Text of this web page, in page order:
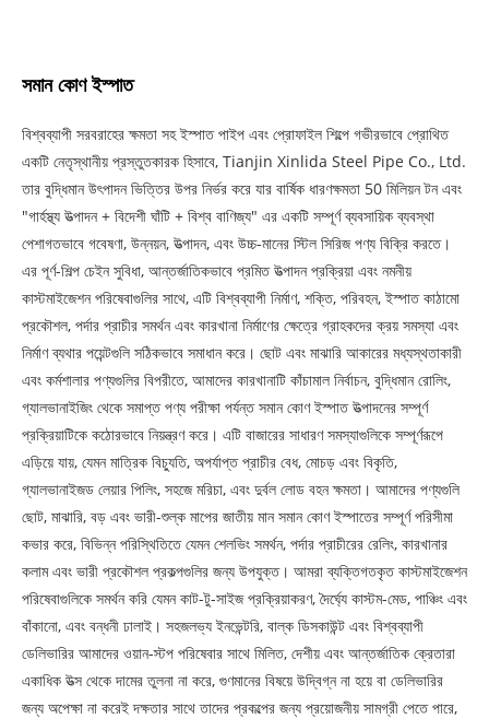
সমান কোণ ইস্পাত
বিশ্বব্যাপী সরবরাহের ক্ষমতা সহ ইস্পাত পাইপ এবং প্রোফাইল শিল্পে গভীরভাবে প্রোথিত
একটি নেতৃস্থানীয় প্রস্তুতকারক হিসাবে, Tianjin Xinlida Steel Pipe Co., Ltd.
তার বুদ্ধিমান উৎপাদন ভিত্তির উপর নির্ভর করে যার বার্ষিক ধারণক্ষমতা 50 মিলিয়ন টন এবং
"গার্হস্থ্য উত্পাদন + বিদেশী ঘাঁটি + বিশ্ব বাণিজ্য" এর একটি সম্পূর্ণ ব্যবসায়িক ব্যবস্থা
পেশাগতভাবে গবেষণা, উন্নয়ন, উত্পাদন, এবং উচ্চ-মানের স্টিল সিরিজ পণ্য বিক্রি করতে।
এর পূর্ণ-শিল্প চেইন সুবিধা, আন্তর্জাতিকভাবে প্রমিত উত্পাদন প্রক্রিয়া এবং নমনীয়
কাস্টমাইজেশন পরিষেবাগুলির সাথে, এটি বিশ্বব্যাপী নির্মাণ, শক্তি, পরিবহন, ইস্পাত কাঠামো
প্রকৌশল, পর্দার প্রাচীর সমর্থন এবং কারখানা নির্মাণের ক্ষেত্রে গ্রাহকদের ক্রয় সমস্যা এবং
নির্মাণ ব্যথার পয়েন্টগুলি সঠিকভাবে সমাধান করে। ছোট এবং মাঝারি আকারের মধ্যস্থতাকারী
এবং কর্মশালার পণ্যগুলির বিপরীতে, আমাদের কারখানাটি কাঁচামাল নির্বাচন, বুদ্ধিমান রোলিং,
গ্যালভানাইজিং থেকে সমাপ্ত পণ্য পরীক্ষা পর্যন্ত সমান কোণ ইস্পাত উত্পাদনের সম্পূর্ণ
প্রক্রিয়াটিকে কঠোরভাবে নিয়ন্ত্রণ করে। এটি বাজারের সাধারণ সমস্যাগুলিকে সম্পূর্ণরূপে
এড়িয়ে যায়, যেমন মাত্রিক বিচ্যুতি, অপর্যাপ্ত প্রাচীর বেধ, মোচড় এবং বিকৃতি,
গ্যালভানাইজড লেয়ার পিলিং, সহজে মরিচা, এবং দুর্বল লোড বহন ক্ষমতা। আমাদের পণ্যগুলি
ছোট, মাঝারি, বড় এবং ভারী-শুল্ক মাপের জাতীয় মান সমান কোণ ইস্পাতের সম্পূর্ণ পরিসীমা
কভার করে, বিভিন্ন পরিস্থিতিতে যেমন শেলভিং সমর্থন, পর্দার প্রাচীরের রেলিং, কারখানার
কলাম এবং ভারী প্রকৌশল প্রকল্পগুলির জন্য উপযুক্ত। আমরা ব্যক্তিগতকৃত কাস্টমাইজেশন
পরিষেবাগুলিকে সমর্থন করি যেমন কাট-টু-সাইজ প্রক্রিয়াকরণ, দৈর্ঘ্যে কাস্টম-মেড, পাঞ্চিং এবং
বাঁকানো, এবং বন্ধনী ঢালাই। সহজলভ্য ইনভেন্টরি, বাল্ক ডিসকাউন্ট এবং বিশ্বব্যাপী
ডেলিভারির আমাদের ওয়ান-স্টপ পরিষেবার সাথে মিলিত, দেশীয় এবং আন্তর্জাতিক ক্রেতারা
একাধিক উত্স থেকে দামের তুলনা না করে, গুণমানের বিষয়ে উদ্বিগ্ন না হয়ে বা ডেলিভারির
জন্য অপেক্ষা না করেই দক্ষতার সাথে তাদের প্রকল্পের জন্য প্রয়োজনীয় সামগ্রী পেতে পারে,